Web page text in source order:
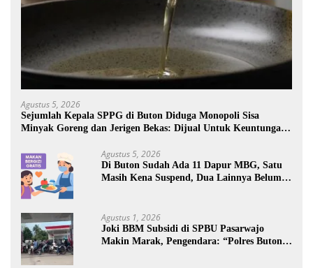
Agustus 5, 2026
Sejumlah Kepala SPPG di Buton Diduga Monopoli Sisa
Minyak Goreng dan Jerigen Bekas: Dijual Untuk Keuntungan
Agustus 5, 2026
Di Buton Sudah Ada 11 Dapur MBG, Satu
Masih Kena Suspend, Dua Lainnya Belum
Agustus 1, 2026
Joki BBM Subsidi di SPBU Pasarwajo
Makin Marak, Pengendara: “Polres Buton